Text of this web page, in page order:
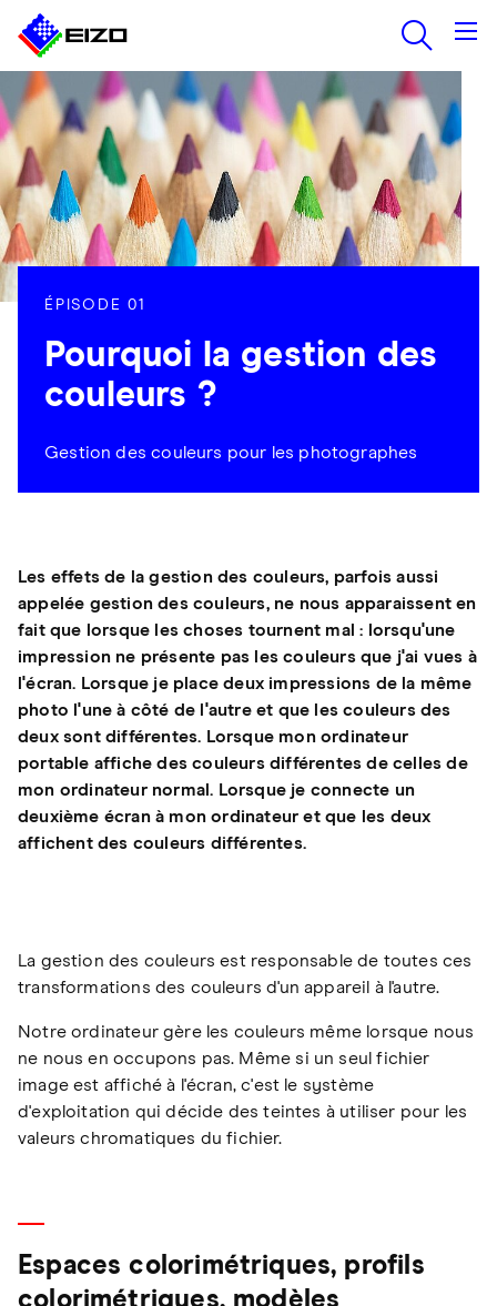
ÉPISODE 01
Pourquoi la gestion des
couleurs ?
Gestion des couleurs pour les photographes
Les effets de la gestion des couleurs, parfois aussi
appelée gestion des couleurs, ne nous apparaissent en
fait que lorsque les choses tournent mal : lorsqu'une
impression ne présente pas les couleurs que j'ai vues à
l'écran. Lorsque je place deux impressions de la même
photo l'une à côté de l'autre et que les couleurs des
deux sont différentes. Lorsque mon ordinateur
portable affiche des couleurs différentes de celles de
mon ordinateur normal. Lorsque je connecte un
deuxième écran à mon ordinateur et que les deux
affichent des couleurs différentes.
La gestion des couleurs est responsable de toutes ces
transformations des couleurs d'un appareil à l'autre.
Notre ordinateur gère les couleurs même lorsque nous
ne nous en occupons pas. Même si un seul fichier
image est affiché à l'écran, c'est le système
d'exploitation qui décide des teintes à utiliser pour les
valeurs chromatiques du fichier.
Espaces colorimétriques, profils
colorimétriques, modèles